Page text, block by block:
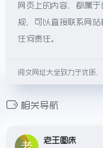
网页上的内容，都属
规，可以直接联系网
任何责任。
阅文网址大全致力于优质
相关导航
老王图床